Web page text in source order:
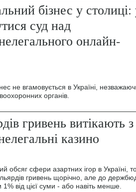
бізнес у столиці:
суд над
онлайн-
не вгамовується в Україні,
органів.
гривень витікають з
казино
обсяг сфери азартних ігор в Україні,
гривень щорічно, але до
від цієї суми - або навіть менше.